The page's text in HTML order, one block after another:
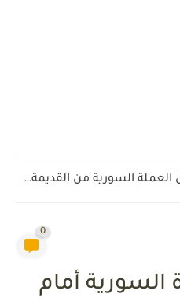
رابط تحويل العملة السورية من القديمة إلى الجديدة 2026
0
أمام